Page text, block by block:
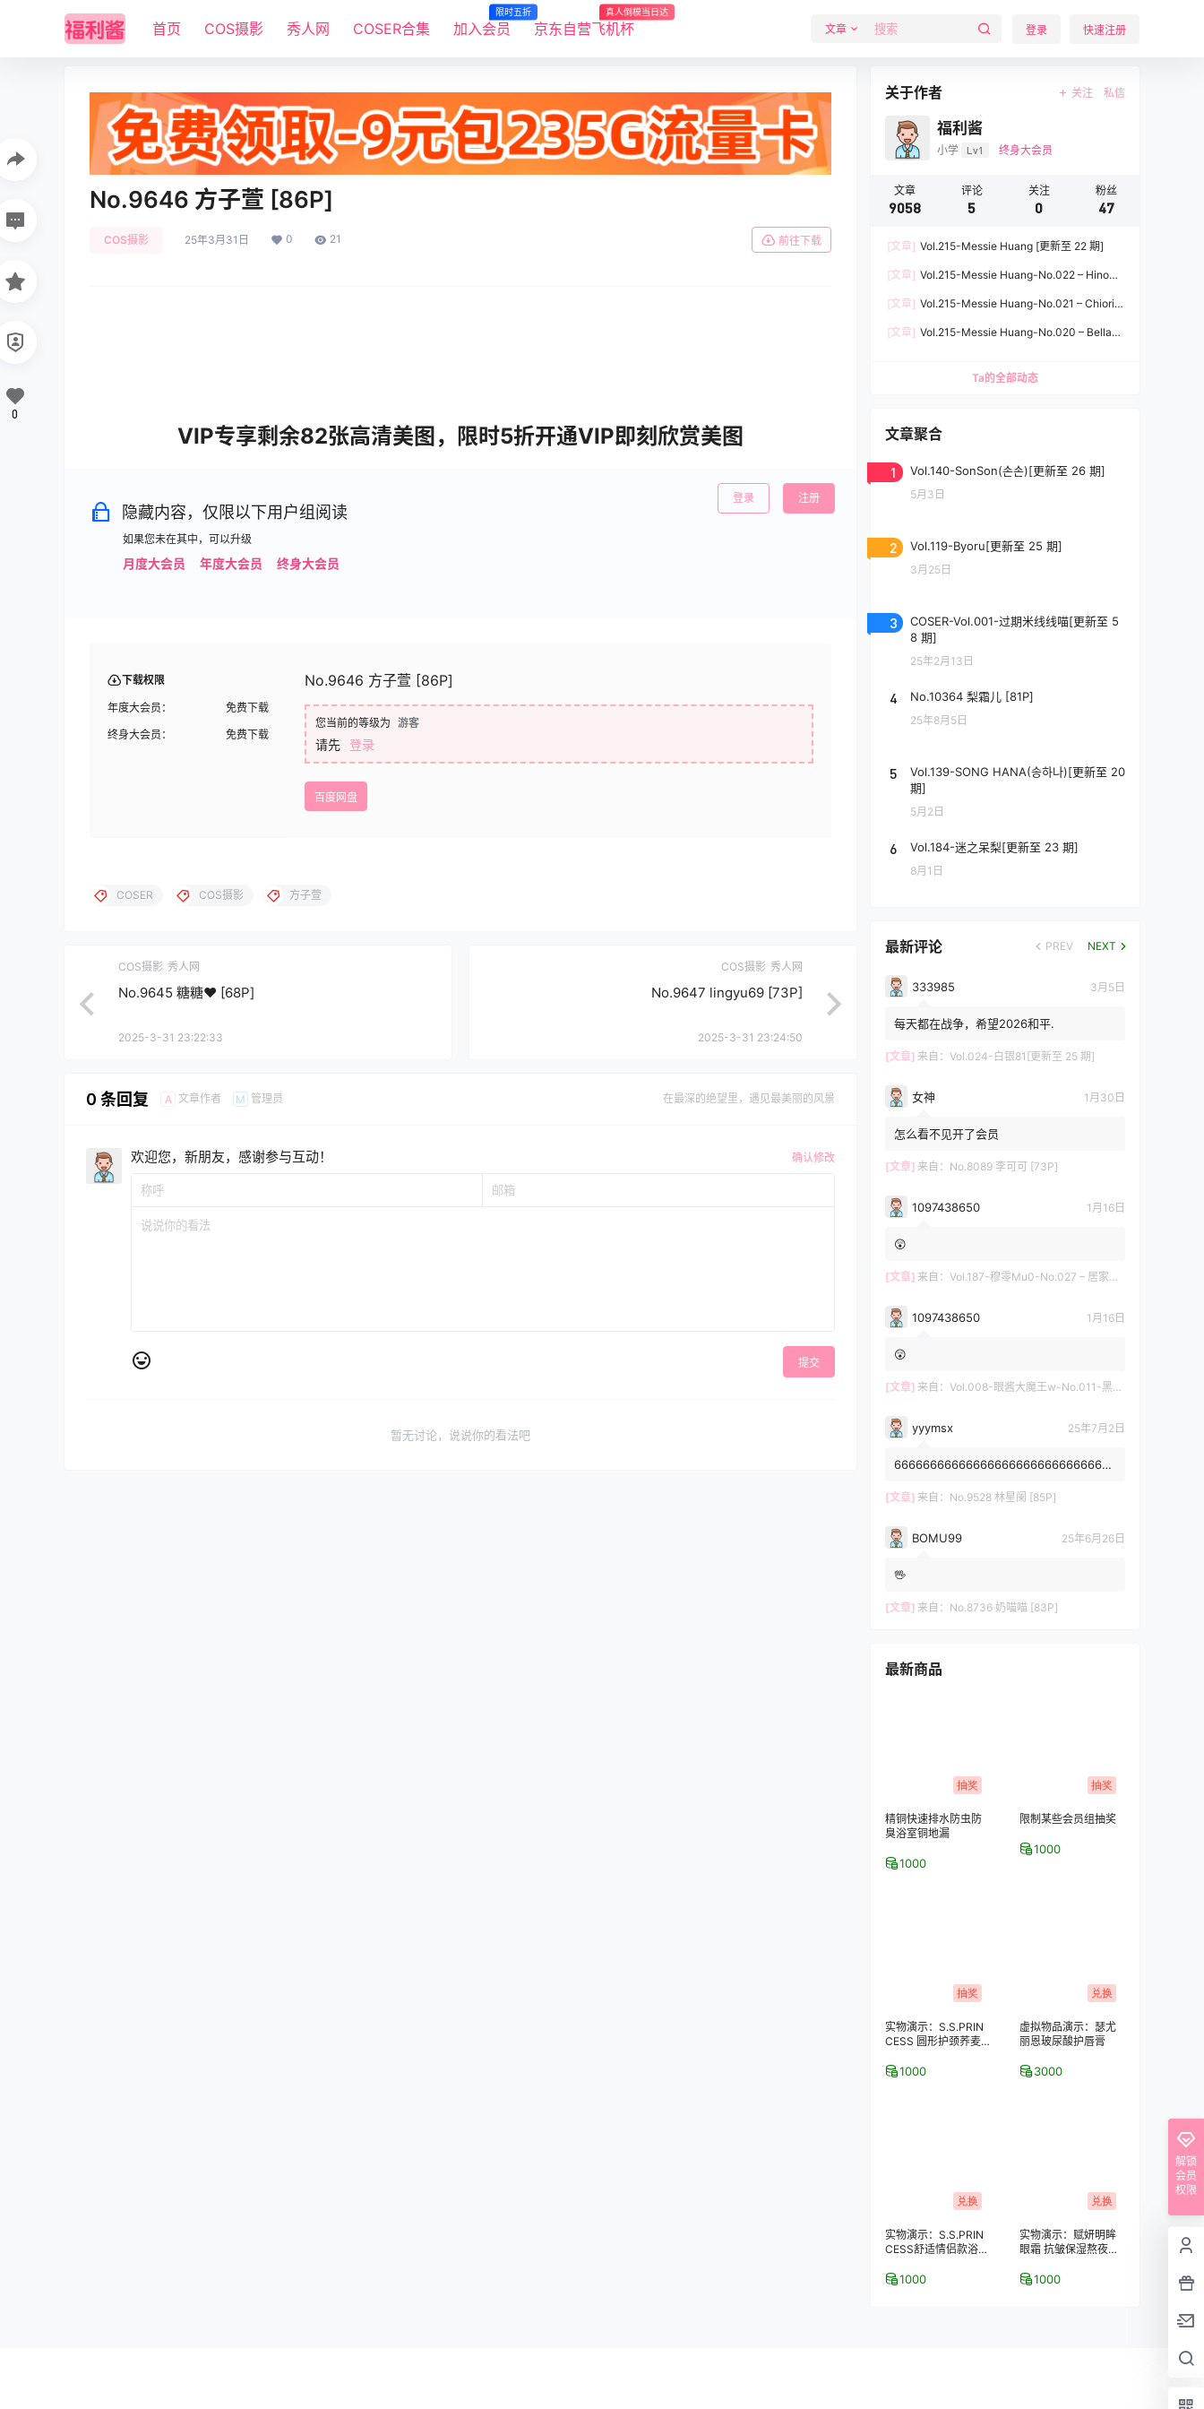
首页 COS摄影 秀人网 COSER合集 加入会员
限时五折
京东自营飞机杯
真人倒模当日达
文章 登录 快速注册
No.9646 方子萱 [86P]
COS摄影 25年3月31日 0 21 前往下载
VIP专享剩余82张高清美图，限时5折开通VIP即刻欣赏美图
隐藏内容，仅限以下用户组阅读
如果您未在其中，可以升级
月度大会员 年度大会员 终身大会员
登录 注册
下载权限
年度大会员：
免费下载
终身大会员：
免费下载
No.9646 方子萱 [86P]
您当前的等级为 游客
请先 登录
百度网盘
0
COSER COS摄影 方子萱
COS摄影 秀人网
No.9645 糖糖❤ [68P]
2025-3-31 23:22:33
COS摄影 秀人网
No.9647 lingyu69 [73P]
2025-3-31 23:24:50
0 条回复 A 文章作者 M 管理员 在最深的绝望里，遇见最美丽的风景
欢迎您，新朋友，感谢参与互动！ 确认修改
提交
暂无讨论，说说你的看法吧
关于作者 关注 私信
福利酱
小学 Lv1 终身大会员
文章
9058
评论
5
关注
0
粉丝
47
[文章] Vol.215-Messie Huang [更新至 22 期]
[文章] Vol.215-Messie Huang-No.022 – Hinoa
[文章] Vol.215-Messie Huang-No.021 – Chiori
[文章] Vol.215-Messie Huang-No.020 – Bella
Ta的全部动态
文章聚合
1 Vol.140-SonSon(손손)[更新至 26 期]
5月3日
2 Vol.119-Byoru[更新至 25 期]
3月25日
3
COSER-Vol.001-过期米线线喵[更新至 5
8 期]
25年2月13日
4 No.10364 梨霜儿 [81P]
25年8月5日
5
Vol.139-SONG HANA(송하나)[更新至 20
期]
5月2日
6 Vol.184-迷之呆梨[更新至 23 期]
8月1日
最新评论 PREV NEXT
333985 3月5日
每天都在战争，希望2026和平.
[文章] 来自： Vol.024-白银81[更新至 25 期]
女神 1月30日
怎么看不见开了会员
[文章] 来自： No.8089 李可可 [73P]
1097438650 1月16日
😲
[文章] 来自： Vol.187-穆零Mu0-No.027 – 居家自拍 [12P]
1097438650 1月16日
😲
[文章] 来自： Vol.008-眼酱大魔王w-No.011-黑护士 [20P]
yyymsx 25年7月2日
6666666666666666666666666666666
[文章] 来自： No.9528 林星阑 [85P]
BOMU99 25年6月26日
🖖
[文章] 来自： No.8736 奶喵喵 [83P]
最新商品
抽奖
精铜快速排水防虫防
臭浴室铜地漏
1000
抽奖
限制某些会员组抽奖
1000
抽奖
实物演示：S.S.PRIN
CESS 圆形护颈荞麦
1000
兑换
虚拟物品演示：瑟尤
丽恩玻尿酸护唇膏
3000
兑换
实物演示：S.S.PRIN
CESS舒适情侣款浴室
1000
兑换
实物演示：赋妍明眸
眼霜 抗皱保湿熬夜去
1000
解锁
会员
权限